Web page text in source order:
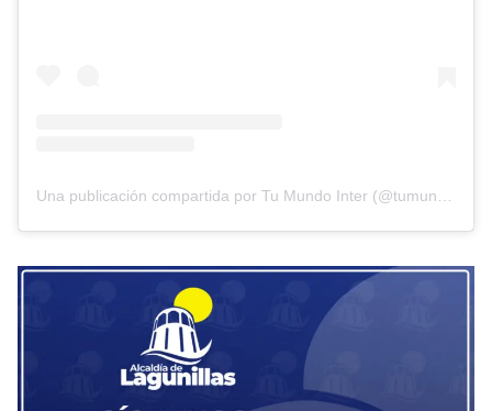
Una publicación compartida por Tu Mundo Inter (@tumundointer)